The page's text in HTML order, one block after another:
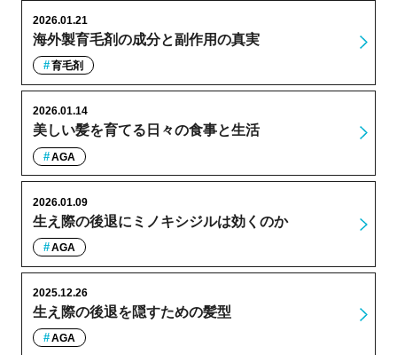
海外製育毛剤の成分と副作用の真実
2026.01.21
育毛剤
美しい髪を育てる日々の食事と生活
2026.01.14
AGA
生え際の後退にミノキシジルは効くのか
2026.01.09
AGA
生え際の後退を隠すための髪型
2025.12.26
AGA